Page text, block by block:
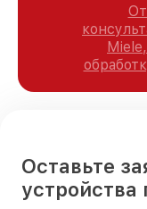
Оставьте
устройства